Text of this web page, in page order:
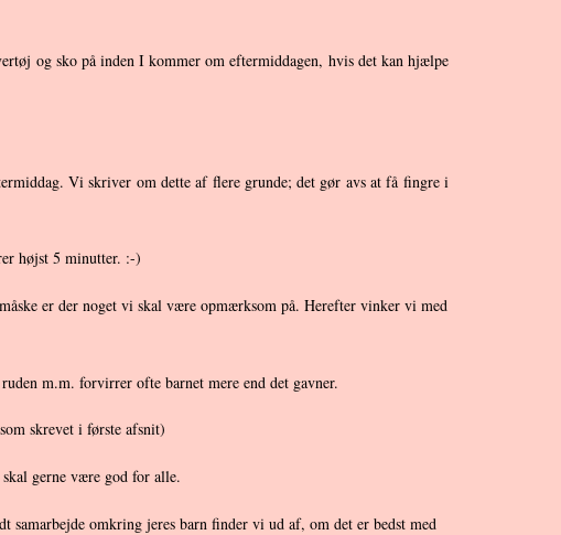
og sko på inden I kommer om eftermiddagen, hvis det kan hjælpe
Vi skriver om dette af flere grunde; det gør avs at få fingre i
højst 5 minutter. :-)
er der noget vi skal være opmærksom på. Herefter vinker vi med
m.m. forvirrer ofte barnet mere end det gavner.
skrevet i første afsnit)
gerne være god for alle.
omkring jeres barn finder vi ud af, om det er bedst med